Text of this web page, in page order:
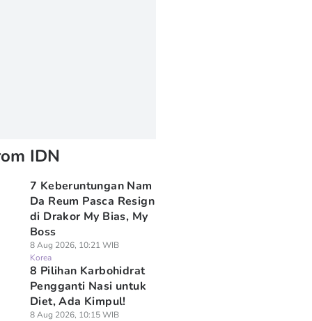
IDN
7 Keberuntungan Nam
Da Reum Pasca Resign
di Drakor My Bias, My
Boss
8 Aug 2026, 10:21 WIB
Korea
8 Pilihan Karbohidrat
Pengganti Nasi untuk
Diet, Ada Kimpul!
8 Aug 2026, 10:15 WIB